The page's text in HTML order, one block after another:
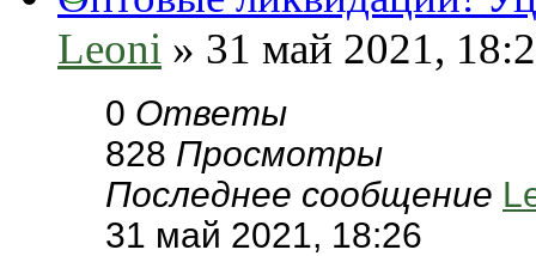
Leoni » 31 май 2021,
0 Ответы
828 Просмотры
Последнее сообщение
31 май 2021, 18:26